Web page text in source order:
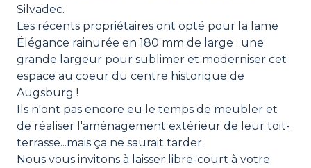
Silvadec.
Les récents propriétaires ont opté pour la lame
Élégance rainurée en 180 mm de large : une
grande largeur pour sublimer et moderniser cet
espace au coeur du centre historique de
Augsburg !
Ils n'ont pas encore eu le temps de meubler et
de réaliser l'aménagement extérieur de leur toit-
terrasse...mais ça ne saurait tarder.
Nous vous invitons à laisser libre-court à votre